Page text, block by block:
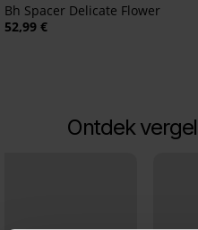
Bh Spacer Delicate Flower
52,99 €
Ontdek